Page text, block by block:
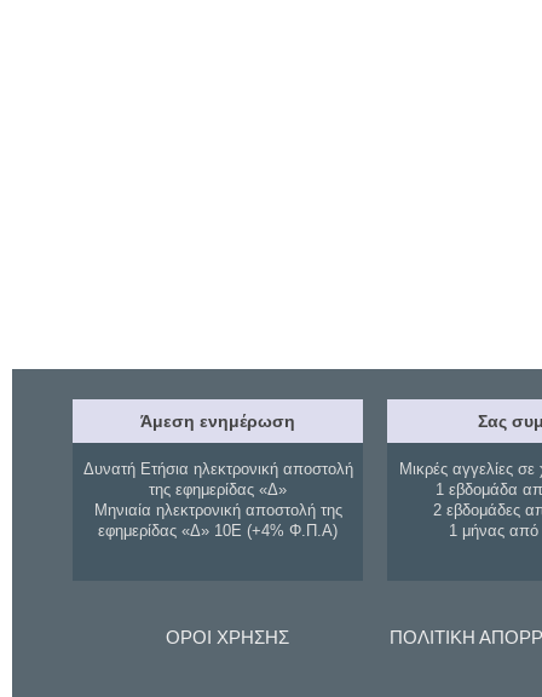
Άμεση ενημέρωση
Δυνατή Ετήσια ηλεκτρονική αποστολή
της εφημερίδας «Δ»
Μηνιαία ηλεκτρονική αποστολή της
εφημερίδας «Δ» 10Ε (+4% Φ.Π.Α)
Σας
Μικρές αγγελίες σε
1 εβδομάδα
2 εβδομάδες
1 μήνας
ΟΡΟΙ ΧΡΗΣΗΣ ΠΟΛΙΤΙΚΗ